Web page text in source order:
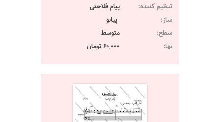
تنظیم کننده:
پیام فلاحتی
ساز:
پیانو
سطح:
متوسط
بها:
60,000 تومان